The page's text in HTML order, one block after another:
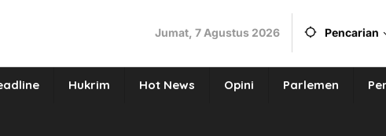
Jumat, 7 Agustus 2026 Pencarian
Hukrim Hot News Opini Parlemen